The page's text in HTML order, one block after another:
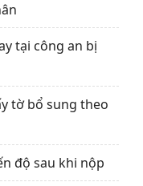
tại công an bị
tờ bổ sung theo
độ sau khi nộp